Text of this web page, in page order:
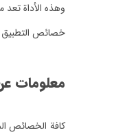
وهذه الأداة
خصائص التطبيق
معلومات
كافة الخصائص